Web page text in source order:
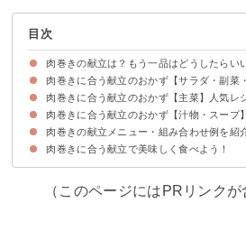
目次
肉巻きの献立は？もう一品はどうしたらい
肉巻きに合う献立のおかず【サラダ・副菜
①ナスの肉巻きの副菜に トマトの和風梅和
②椎茸のマヨ醤油焼き
③野菜のおかずをもう一品 もやしと小松菜
④アスパラ肉巻きと一緒に 人参と新玉ねぎ
⑤切り干し大根の中華風サラダ
⑥こってり豚バラ巻きのおかずに きゅうり
⑦豚肉のサラダ巻きに さつまいもとレンコ
肉巻きに合う献立のおかず【主菜】人気レ
①揚げ出し豆腐
②アサリの酒蒸し
③オクラの肉巻きに 白身魚のホイル焼き
④食べ盛りの子供には 麻婆豆腐
⑤鮭の南蛮漬け
肉巻きに合う献立のおかず【汁物・スープ
①厚揚げ肉巻きに 時短お吸い物
②どんな豚肉巻きにも ピーマンと卵の味噌
③肉巻き卵には たまねぎと麩の味噌汁
④肉巻きに合う野菜たっぷりの味噌汁
⑤肉巻きポテトに合わせたい レンジで簡単
肉巻きの献立メニュー・組み合わせ例を紹
献立メニュー例①子供のお弁当
献立メニュー例②カロリーを気にしている人
献立メニュー例③野菜をたっぷりと食べたい
肉巻きに合う献立で美味しく食べよう！
（このページにはPRリンクが